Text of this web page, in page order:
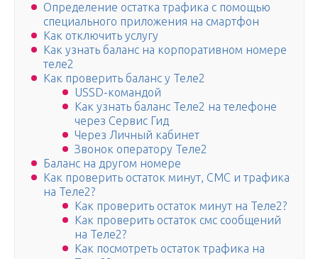
Определение остатка трафика с помощью
специального приложения на смартфон
Как отключить услугу
Как узнать баланс на корпоративном номере
теле2
Как проверить баланс у Теле2
USSD-командой
Как узнать баланс Теле2 на телефоне
через Сервис Гид
Через Личный кабинет
Звонок оператору Теле2
Баланс на другом номере
Как проверить остаток минут, СМС и трафика
на Теле2?
Как проверить остаток минут на Теле2?
Как проверить остаток смс сообщений
на Теле2?
Как посмотреть остаток трафика на